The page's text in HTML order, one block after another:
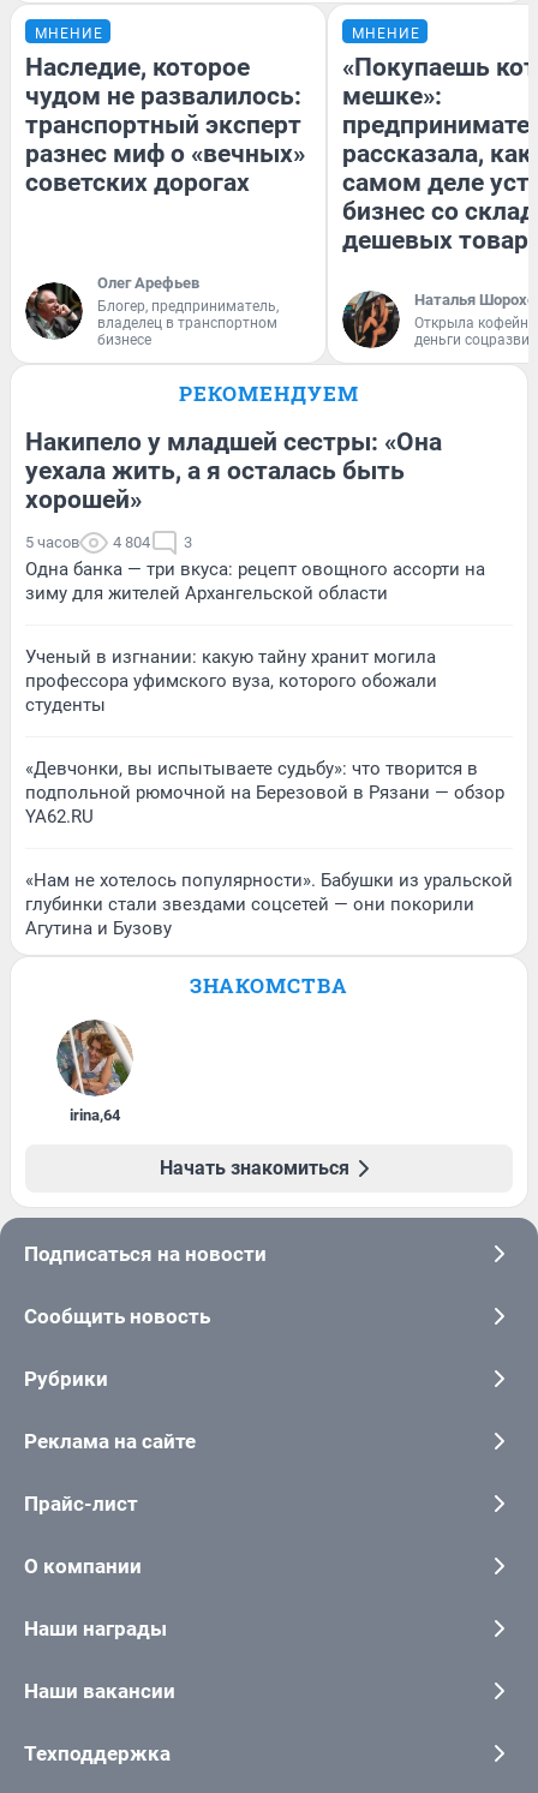
МНЕНИЕ
Наследие, которое
чудом не развалилось:
транспортный эксперт
разнес миф о «вечных»
советских дорогах
Олег Арефьев
Блогер, предприниматель,
владелец в транспортном
бизнесе
МНЕНИЕ
«Покупаешь
мешке»:
рассказала, как
самом деле
бизнес со
дешевых
Наталья
Открыла
деньги
РЕКОМЕНДУЕМ
Накипело у младшей сестры: «Она
уехала жить, а я осталась быть
хорошей»
5 часов 4 804 3
Одна банка — три вкуса: рецепт овощного ассорти на
зиму для жителей Архангельской области
Ученый в изгнании: какую тайну хранит могила
профессора уфимского вуза, которого обожали
студенты
«Девчонки, вы испытываете судьбу»: что творится в
подпольной рюмочной на Березовой в Рязани — обзор
YA62.RU
«Нам не хотелось популярности». Бабушки из уральской
глубинки стали звездами соцсетей — они покорили
Агутина и Бузову
ЗНАКОМСТВА
irina,64
Начать знакомиться
Подписаться на новости
Сообщить новость
Рубрики
Реклама на сайте
Прайс-лист
О компании
Наши награды
Наши вакансии
Техподдержка